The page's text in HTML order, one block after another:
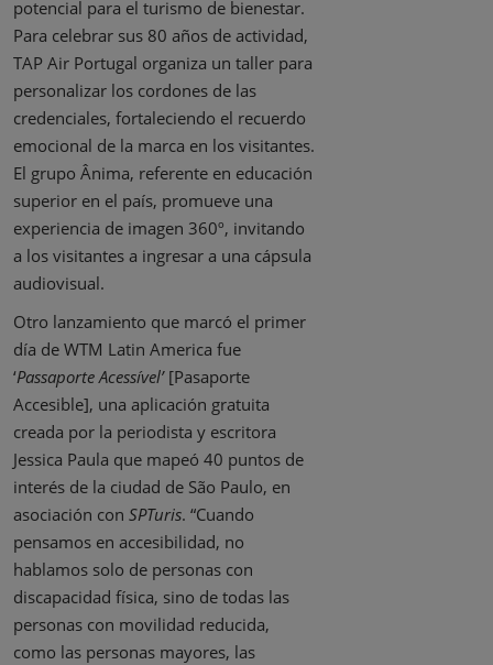
potencial para el turismo de bienestar.
Para celebrar sus 80 años de actividad,
TAP Air Portugal organiza un taller para
personalizar los cordones de las
credenciales, fortaleciendo el recuerdo
emocional de la marca en los visitantes.
El grupo Ânima, referente en educación
superior en el país, promueve una
experiencia de imagen 360º, invitando
a los visitantes a ingresar a una cápsula
audiovisual.
Otro lanzamiento que marcó el primer
día de WTM Latin America fue
‘Passaporte Acessível’[Pasaporte
Accesible], una aplicación gratuita
creada por la periodista y escritora
Jessica Paula que mapeó 40 puntos de
interés de la ciudad de São Paulo, en
asociación con SPTuris. “Cuando
pensamos en accesibilidad, no
hablamos solo de personas con
discapacidad física, sino de todas las
personas con movilidad reducida,
como las personas mayores, las